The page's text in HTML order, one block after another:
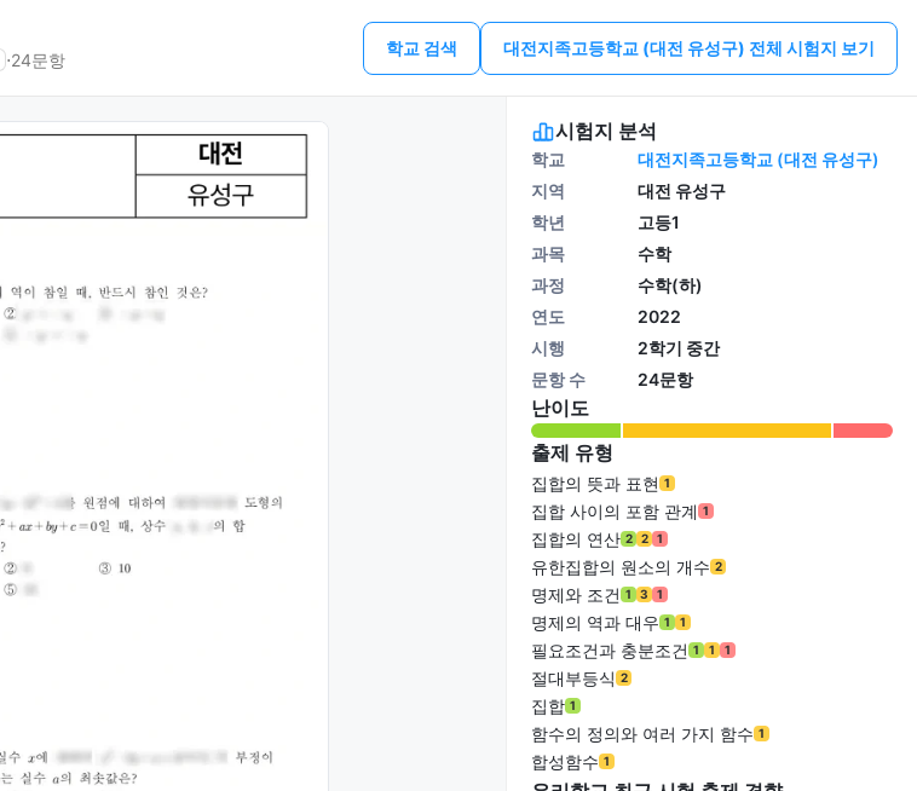
⋅24문항
학교 검색 대전지족고등학교 (대전 유성구) 전체 시험지 보기
시험지 분석
학교
대전지족고등학교 (대전 유성구)
지역
대전 유성구
학년
고등1
과목
수학
과정
수학(하)
연도
2022
시행
2학기 중간
문항 수
24문항
난이도
출제 유형
집합의 뜻과 표현 1
집합 사이의 포함 관계 1
집합의 연산 2 2 1
유한집합의 원소의 개수 2
명제와 조건 1 3 1
명제의 역과 대우 1 1
필요조건과 충분조건 1 1 1
절대부등식 2
집합 1
함수의 정의와 여러 가지 함수 1
합성함수 1